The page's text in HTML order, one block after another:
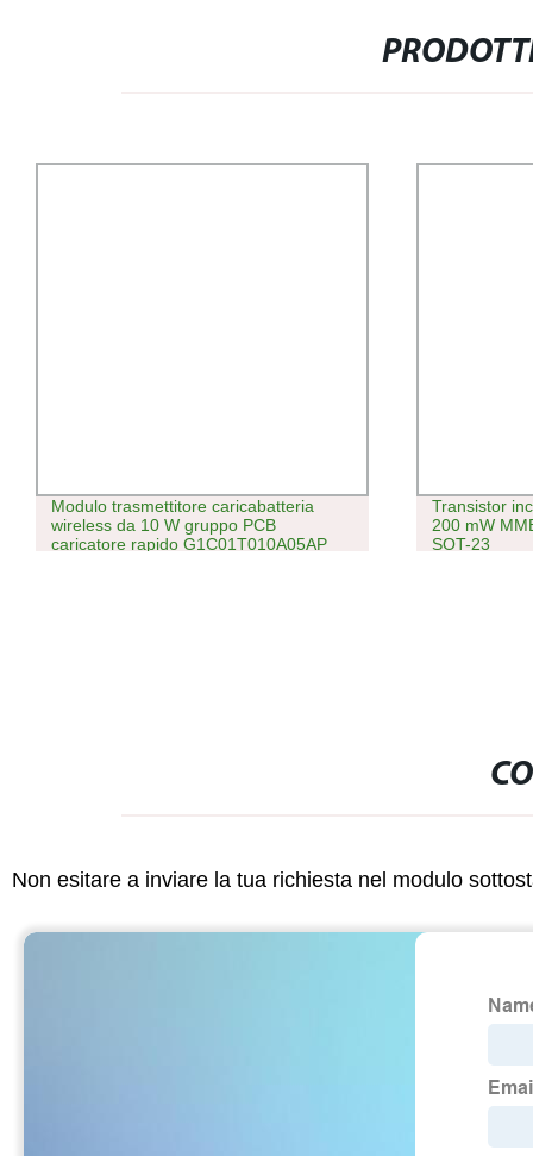
Modulo trasmettitore caricabatteria
wireless da 10 W gruppo PCB
caricatore rapido G1C01T010A05AP
Transistor
200 mW
SOT-23
Non esitare a inviare la tua richiesta nel modulo